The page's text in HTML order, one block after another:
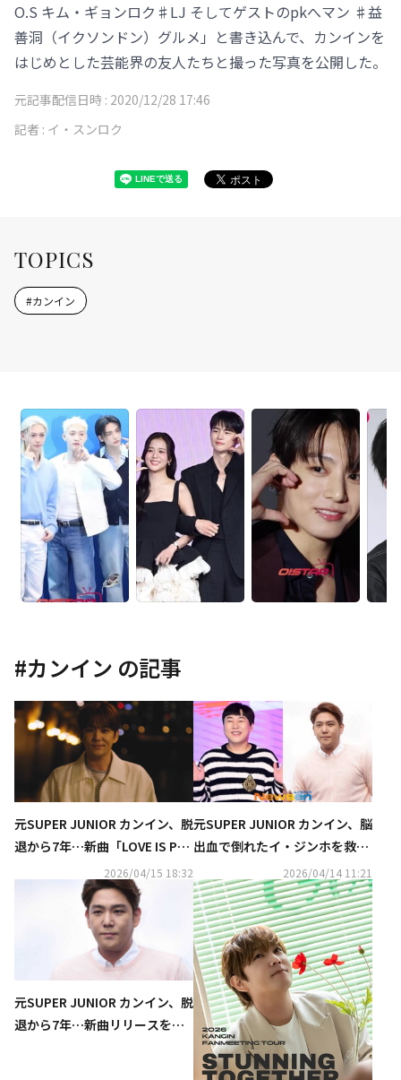
O.S キム・ギョンロク♯LJ そしてゲストのpkへマン ♯益
善洞（イクソンドン）グルメ」と書き込んで、カンインを
はじめとした芸能界の友人たちと撮った写真を公開した。
元記事配信日時 : 2020/12/28 17:46
記者 : イ・スンロク
TOPICS
#カンイン
#カンイン の記事
元SUPER JUNIOR カンイン、脱
退から7年…新曲「LOVE IS PAI
N」を本日リリース＆MV公開
2026/04/15 18:32
元SUPER JUNIOR カンイン、脳
出血で倒れたイ・ジンホを救う
「異変に気づき通報」2026/04/14 11:21
元SUPER JUNIOR カンイン、脱
退から7年…新曲リリースを発